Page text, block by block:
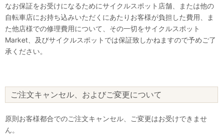
なお保証をお受けになるためにサイクルスポット店舗、または他の
自転車店にお持ち込みいただくにあたりお客様が負担した費用、ま
た他店様での修理費用について、その一切をサイクルスポット
Market、及びサイクルスポットでは保証致しかねますので予めご了
承ください。
ご注文キャンセル、およびご変更について
原則お客様都合でのご注文キャンセル、ご変更はお受けできませ
ん。